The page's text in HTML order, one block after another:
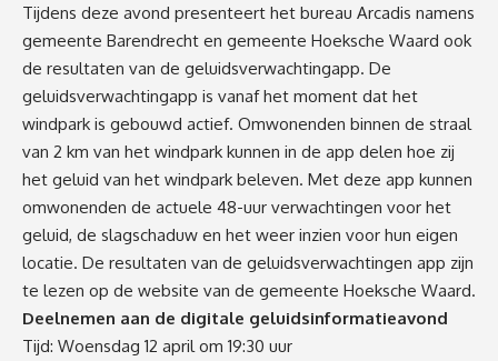
Tijdens deze avond presenteert het bureau Arcadis namens
gemeente Barendrecht en gemeente Hoeksche Waard ook
de resultaten van de geluidsverwachtingapp. De
geluidsverwachtingapp is vanaf het moment dat het
windpark is gebouwd actief. Omwonenden binnen de straal
van 2 km van het windpark kunnen in de app delen hoe zij
het geluid van het windpark beleven. Met deze app kunnen
omwonenden de actuele 48-uur verwachtingen voor het
geluid, de slagschaduw en het weer inzien voor hun eigen
locatie. De resultaten van de geluidsverwachtingen app zijn
te lezen op de website van de gemeente Hoeksche Waard.
Deelnemen aan de digitale geluidsinformatieavond
Tijd: Woensdag 12 april om 19:30 uur